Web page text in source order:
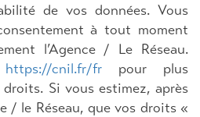
de vos données. Vous
à tout moment
l’Agence / Le Réseau.
https://cnil.fr/fr pour plus
Si vous estimez, après
/ le Réseau, que vos droits «